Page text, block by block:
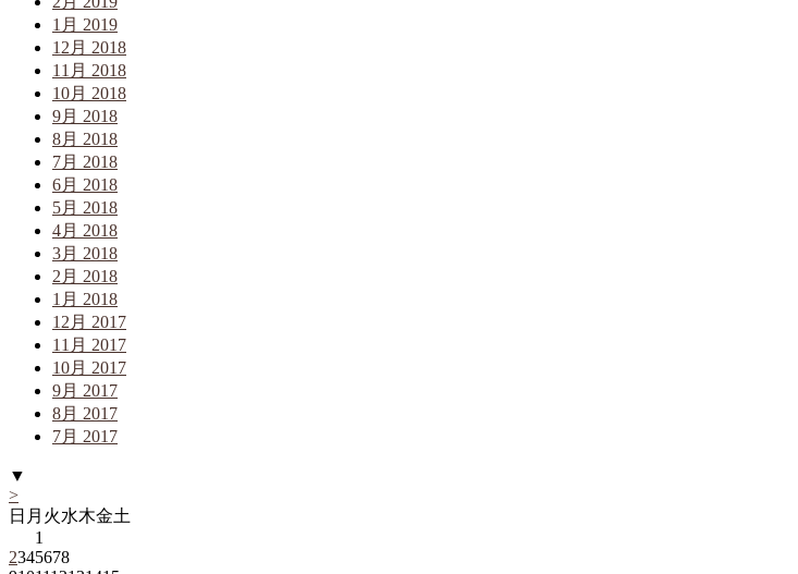
1月 2019
12月 2018
11月 2018
10月 2018
9月 2018
8月 2018
7月 2018
6月 2018
5月 2018
4月 2018
3月 2018
2月 2018
1月 2018
12月 2017
11月 2017
10月 2017
9月 2017
8月 2017
7月 2017
▼
>
日 月 火水木金土
1
2345678